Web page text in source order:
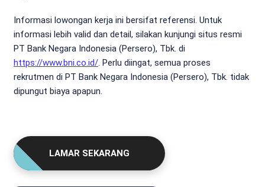
Informasi lowongan kerja ini bersifat referensi. Untuk
informasi lebih valid dan detail, silakan kunjungi situs resmi
PT Bank Negara Indonesia (Persero), Tbk. di
https://www.bni.co.id/. Perlu diingat, semua proses
rekrutmen di PT Bank Negara Indonesia (Persero), Tbk. tidak
dipungut biaya apapun.
LAMAR SEKARANG